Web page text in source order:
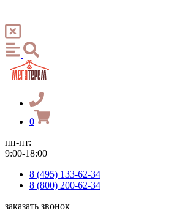
0
пн-пт:
9:00-18:00
8 (495) 133-62-34
8 (800) 200-62-34
заказать звонок